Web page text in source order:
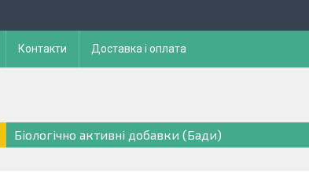
Контакти Доставка і оплата
Біологічно активні добавки (Бади)